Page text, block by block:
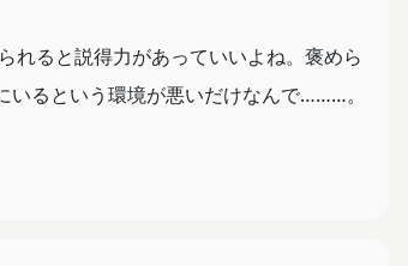
ると説得力があっていいよね。褒めら
いるという環境が悪いだけなんで………。